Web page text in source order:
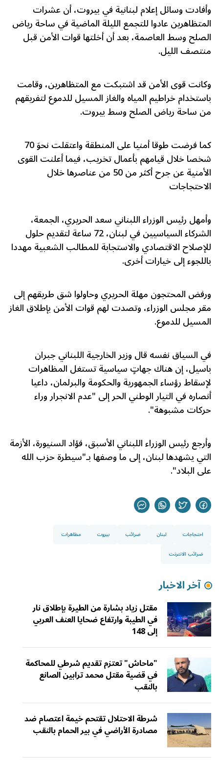
وأفادت وسائل إعلام لبنانية في بيروت، أن عشرات
المتظاهرين عادوا للتجمع الليلة الماضية في ساحة رياض
الصلح وسط العاصمة، بعد أن أخلتها قوات الأمن قبل
منتصف الليل.
وكانت قوى الأمن قد اشتبكت مع المتظاهرين، وقامت
باستخدام خراطيم المياه والغاز المسيل للدموع لتفريقهم
من ساحة رياض الصلح وسط بيروت.
كما فرضت طوقا أمنيا على المنطقة واعتقلت نحوَ 70
شخصا خلال قيامهم بأعمال تخريب، فيما أعلنت القوى
الأمنية عن جرح أكثر من 50 من عناصرها خلال
الاحتجاجات
وأمهل رئيس الوزراء اللبناني سعد الحريري، الجمعة،
الشركاء السياسيين في لبنان، 72 ساعة لتقديم حلول
للإصلاح الاقتصادي والاستجابة للمطالب الشعبية مهددا
باللجوء إلى خيارات أخرى.
ورفض المحتجون مهلة الحريري وحاولوا شق طريقهم إلى
مقر مجلس الوزراء، وتصدت لهم قوات الأمن بإطلاق الغاز
المسيل للدموع.
في السياق نفسه قال وزير الخارجية اللبناني جبران
باسيل، إن هناك جهاتٍ سياسية تستغل المظاهرات
لإسقاط رؤساء الجمهورية والحكومة والبرلمان، داعيا
أنصاره في التيار الوطني الحر إلى "عدم الانجرار وراء
حركات مشبوهة".
وأرجع رئيس الوزراء اللبناني الأسبق، فؤاد السنيورة، الأزمة
التي يشهدها لبنان، إلى ما وصفها بـ"سيطرة حزب الله
على البلاد".
احتجاجات لبنان ضرائب بيروت
مظاهرات
ضرائب الانترنت
آخر الاخبار
مقتل زياد بشارة من الطيرة بإطلاق نار
في الطيبة وارتفاع ضحايا العنف العربي
إلى 148
"ماحاش" تعتزم تقديم شرطي للمحاكمة
في قضية مقتل محمد ترابين الصانع
بالنقب
شرطة الاحتلال تقتحم خيمة اعتصام ضد
مصادرة الأراضي في بير الحمام بالنقب